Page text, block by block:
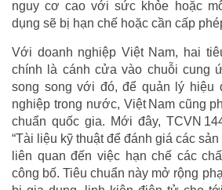
nguy cơ cao với sức khỏe hoặc
dụng sẽ bị hạn chế hoặc cần cấp
Với doanh nghiệp Việt Nam, hai
chính là cánh cửa vào chuỗi cung
song song với đó, để quản lý hiệu
nghiệp trong nước, Việt Nam cũng
chuẩn quốc gia. Mới đây, TCVN
“Tài liệu kỹ thuật để đánh giá các
liên quan đến việc hạn chế các
công bố. Tiêu chuẩn này mở rộng